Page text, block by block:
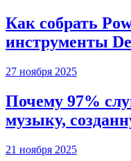
Как собрать
инструменты
27 ноября 2025
Почему 97%
музыку,
21 ноября 2025